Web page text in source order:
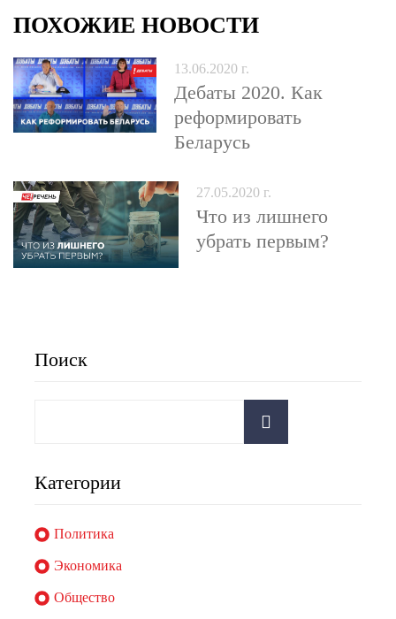
ПОХОЖИЕ НОВОСТИ
13.06.2020 г.
Дебаты 2020. Как
реформировать
Беларусь
27.05.2020 г.
Что из лишнего
убрать первым?
Поиск
Категории
Политика
Экономика
Общество